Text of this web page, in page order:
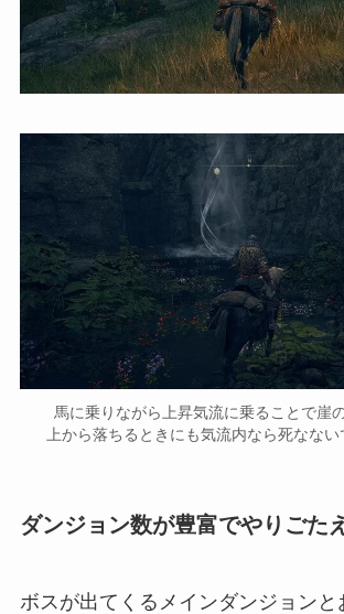
馬に乗りながら上昇気流に乗ることで崖
上から落ちるときにも気流内なら死なない
ダンジョン数が豊富でやりごた
ボスが出てくるメインダンジョンと